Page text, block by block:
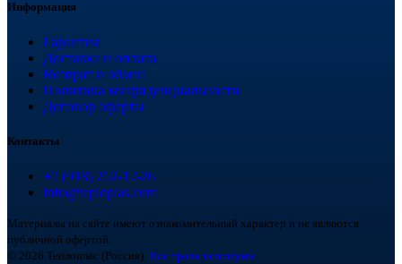
Информация
Гарантия
Доставка и оплата
Возврат и обмен
Политика конфиденциальности
Договор оферты
Контакты
+7 (918) 252-12-26
info@teploplas.com
Материалы на сайте имеют ознакомительный характер и не являются
публичной офертой.
© 2026 Теплоплас (Россия). Все права защищены.